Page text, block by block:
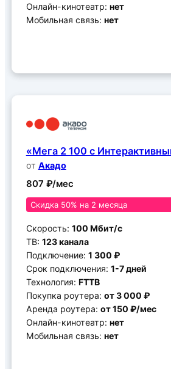
Онлайн-кинотеатр: нет
Мобильная связь: нет
«Мега 2 100 с
от Акадо
807 ₽/мес
Скидка 50% на 2 месяца
Скорость: 100 Мбит/c
ТВ: 123 канала
Подключение: 1 300 ₽
Срок подключения: 1-7 дней
Технология: FTTB
Покупка роутера: от 3 000 ₽
Аренда роутера: от 150 ₽/мес
Онлайн-кинотеатр: нет
Мобильная связь: нет